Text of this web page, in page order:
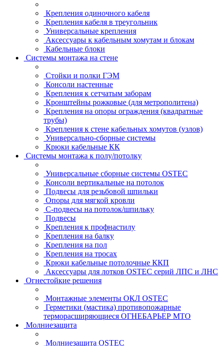
Крепления одиночного кабеля
Крепления кабеля в треугольник
Универсальные крепления
Аксессуары к кабельным хомутам и блокам
Кабельные блоки
Системы монтажа на стене
Стойки и полки ГЭМ
Консоли настенные
Крепления к сетчатым заборам
Кронштейны рожковые (для метрополитена)
Крепления на опоры ограждения (квадратные
трубы)
Крепления к стене кабельных хомутов (узлов)
Универсально-сборные системы
Крюки кабельные КК
Системы монтажа к полу/потолку
Универсальные сборные системы OSTEC
Консоли вертикальные на потолок
Подвесы для резьбовой шпильки
Опоры для мягкой кровли
С-подвесы на потолок/шпильку
Подвесы
Крепления к профнастилу
Крепления на балку
Крепления на пол
Крепления на тросах
Крюки кабельные потолочные ККП
Аксессуары для лотков OSTEC серий ЛПС и ЛНС
Огнестойкие решения
Монтажные элементы ОКЛ OSTEC
Герметики (мастика) противопожарные
терморасширяющиеся ОГНЕБАРЬЕР МТО
Молниезащита
Молниезащита OSTEC